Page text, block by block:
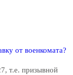
от военкомата?
т.е. призывной